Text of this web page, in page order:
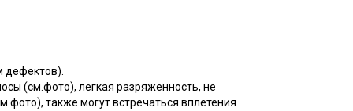
дефектов).
(см.фото), легкая разряженность, не
также могут встречаться вплетения